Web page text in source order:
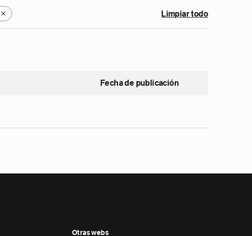
X Limpiar todo
Fecha de publicación
Otras webs